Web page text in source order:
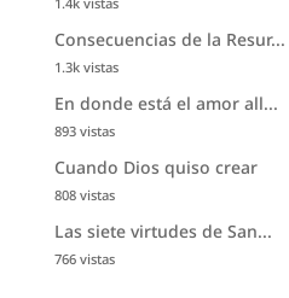
Consecuencias de la Resur...
1.3k vistas
En donde está el amor all...
893 vistas
Cuando Dios quiso crear
808 vistas
Las siete virtudes de San...
766 vistas